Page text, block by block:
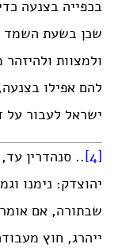
בכפייה בצנעה
שכן בשעת השמד
ולמצוות
להם אפילו
ישראל לעבור על
[4]
.. סנהדרין
יהוצדק: נימנו
שבתורה, אם
ייהרג, חוץ